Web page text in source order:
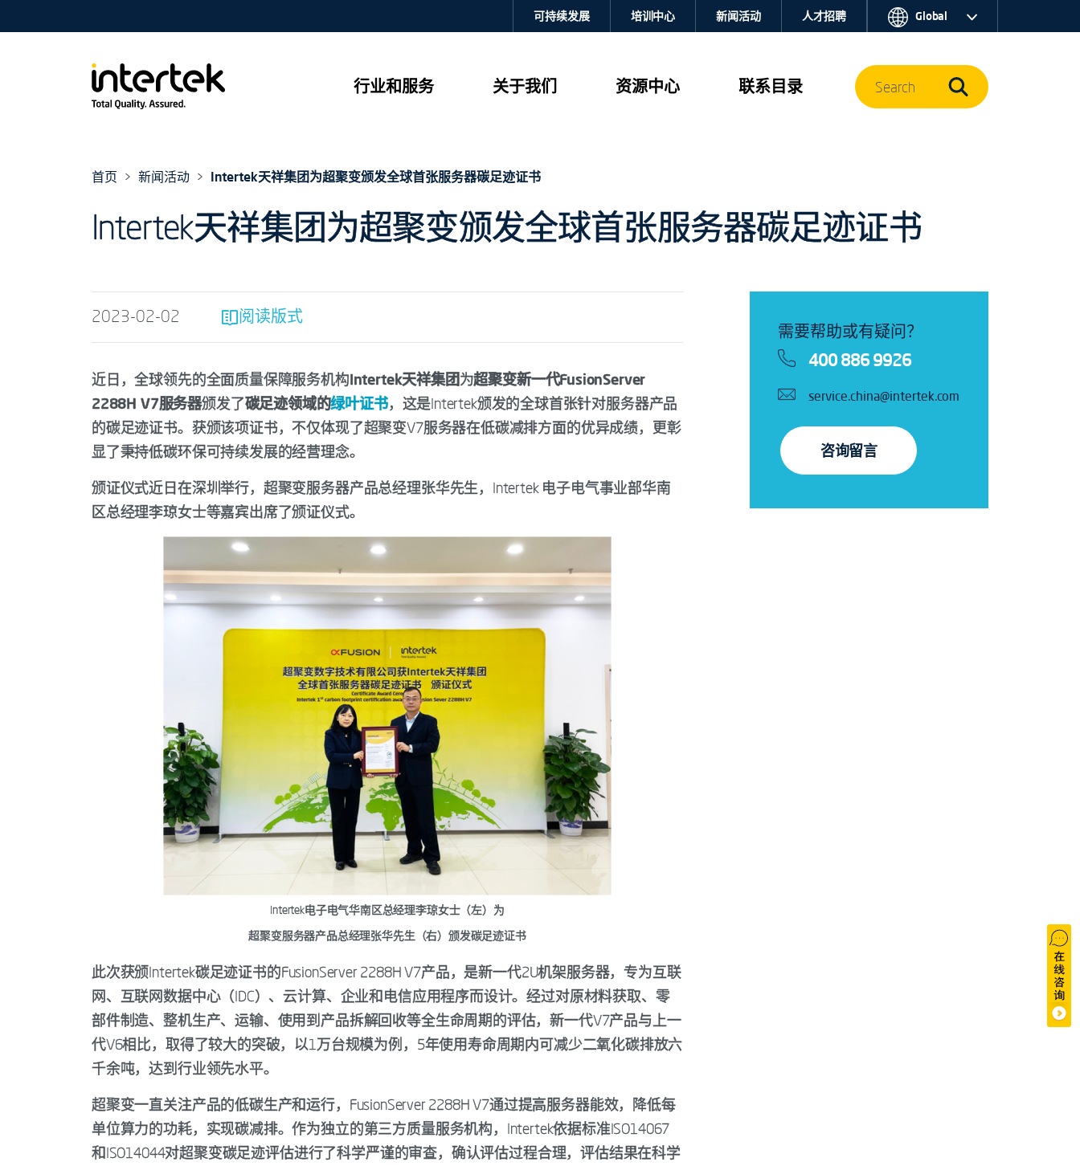
行业和服务 关于我们 资源中心 联系目录
可持续发展 培训中心 新闻活动 人才招聘 Global
Search
首页 新闻活动 Intertek天祥集团为超聚变颁发全球首张服务器碳足迹证书
Intertek天祥集团为超聚变颁发全球首张服务器碳足迹证书
2023-02-02 阅读版式
近日，全球领先的全面质量保障服务机构Intertek天祥集团为超聚变新一代FusionServer
2288H V7服务器颁发了碳足迹领域的绿叶证书，这是Intertek颁发的全球首张针对服务器产品
的碳足迹证书。获颁该项证书，不仅体现了超聚变V7服务器在低碳减排方面的优异成绩，更彰
显了秉持低碳环保可持续发展的经营理念。
颁证仪式近日在深圳举行，超聚变服务器产品总经理张华先生，Intertek 电子电气事业部华南
区总经理李琼女士等嘉宾出席了颁证仪式。
Intertek电子电气华南区总经理李琼女士（左）为
超聚变服务器产品总经理张华先生（右）颁发碳足迹证书
此次获颁Intertek碳足迹证书的FusionServer 2288H V7产品，是新一代2U机架服务器，专为互联
网、互联网数据中心（IDC）、云计算、企业和电信应用程序而设计。经过对原材料获取、零
部件制造、整机生产、运输、使用到产品拆解回收等全生命周期的评估，新一代V7产品与上一
代V6相比，取得了较大的突破，以1万台规模为例，5年使用寿命周期内可减少二氧化碳排放六
千余吨，达到行业领先水平。
超聚变一直关注产品的低碳生产和运行，FusionServer 2288H V7通过提高服务器能效，降低每
单位算力的功耗，实现碳减排。作为独立的第三方质量服务机构，Intertek依据标准ISO14067
和ISO14044对超聚变碳足迹评估进行了科学严谨的审查，确认评估过程合理，评估结果在科学
需要帮助或有疑问？
400 886 9926
service.china@intertek.com
咨询留言